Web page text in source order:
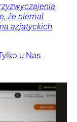
że niemal
azjatyckich
u Nas